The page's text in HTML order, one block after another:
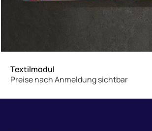
Textilmodul
Preise nach Anmeldung sichtbar